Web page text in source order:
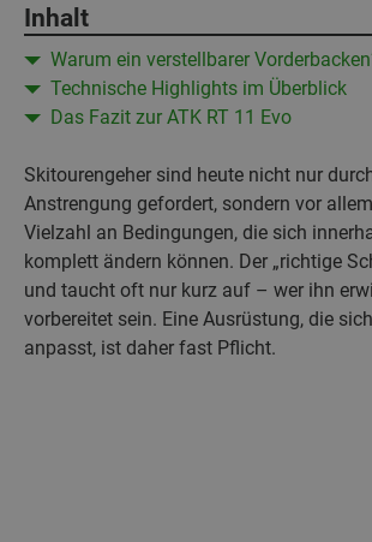
Inhalt
Warum ein verstellbarer
Technische Highlights im Überblick
Das Fazit zur ATK RT 11 Evo
Skitourengeher sind heute nicht nur
Anstrengung gefordert, sondern vor
Vielzahl an Bedingungen, die sich
komplett ändern können. Der „richtige
und taucht oft nur kurz auf – wer ihn
vorbereitet sein. Eine Ausrüstung, die
anpasst, ist daher fast Pflicht.